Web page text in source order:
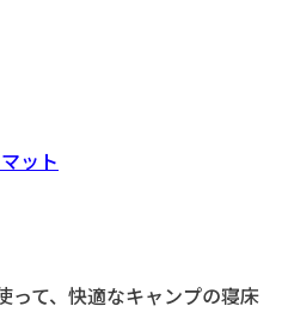
ット
って、快適なキャンプの寝床